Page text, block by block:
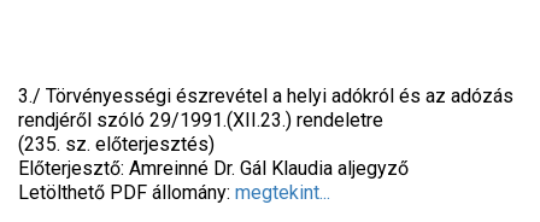
3./ Törvényességi észrevétel a helyi adókról és az adózás
rendjéről szóló 29/1991.(XII.23.) rendeletre
(235. sz. előterjesztés)
Előterjesztő: Amreinné Dr. Gál Klaudia aljegyző
Letölthető PDF állomány: megtekint...